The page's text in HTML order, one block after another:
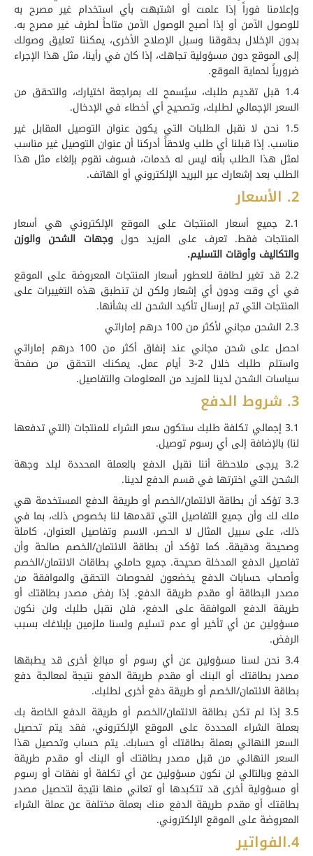
وإعلامنا فوراً إذا علمت أو اشتبهت بأي استخدام غير مصرح به
للوصول الآمن أو إذا أصبح الوصول الآمن متاحاً لطرف غير مصرح به.
بدون الإخلال بحقوقنا وسبل الإصلاح الأخرى، يمكننا تعليق وصولك
إلى الموقع دون مسؤولية تجاهك، إذا كان في رأينا، مثل هذا الإجراء
ضرورياً لحماية الموقع.
1.4 قبل تقديم طلبك، سيُسمح لك بمراجعة اختيارك، والتحقق من
السعر الإجمالي لطلبك، وتصحيح أي أخطاء في الإدخال.
1.5 نحن لا نقبل الطلبات التي يكون عنوان التوصيل المقابل غير
مناسب. إذا قبلنا أي طلب ولاحقاً أدركنا أن عنوان التوصيل غير مناسب
لمثل هذا الطلب بأنه ليس له خدمات، فسوف نقوم بإلغاء مثل هذا
الطلب بعد إشعارك عبر البريد الإلكتروني أو الهاتف.
2. الأسعار
2.1 جميع أسعار المنتجات على الموقع الإلكتروني هي أسعار
المنتجات فقط. تعرف على المزيد حولوجهات الشحن والوزن
والتكاليف وأوقات التسليم.
2.2 قد تغير لطافة للعطور أسعار المنتجات المعروضة على الموقع
في أي وقت ودون أي إشعار ولكن لن تنطبق هذه التغييرات على
المنتجات التي تم إرسال تأكيد الشحن لك بشأنها.
2.3 الشحن مجاني لأكثر من 100 درهم إماراتي
احصل على شحن مجاني عند إنفاق أكثر من 100 درهم إماراتي
واستلم طلبك خلال 2-3 أيام عمل. يمكنك التحقق من صفحة
سياسات الشحن لدينا للمزيد من المعلومات والتفاصيل.
3. شروط الدفع
3.1 إجمالي تكلفة طلبك ستكون سعر الشراء للمنتجات (التي تدفعها
لنا) بالإضافة إلى أي رسوم توصيل.
3.2 يرجى ملاحظة أننا نقبل الدفع بالعملة المحددة لبلد وجهة
الشحن التي اخترتها في قسم الدفع لدينا.
3.3 تؤكد أن بطاقة الائتمان/الخصم أو طريقة الدفع المستخدمة هي
ملك لك وأن جميع التفاصيل التي تقدمها لنا بخصوص ذلك، بما في
ذلك، على سبيل المثال لا الحصر، الاسم وتفاصيل العنوان، كاملة
وصحيحة ودقيقة. كما تؤكد أن بطاقة الائتمان/الخصم صالحة وأن
تفاصيل الدفع المدخلة صحيحة. جميع حاملي بطاقات الائتمان/الخصم
وأصحاب حسابات الدفع يخضعون لفحوصات التحقق والموافقة من
مصدر البطاقة أو مقدم طريقة الدفع. إذا رفض مصدر بطاقتك أو
طريقة الدفع الموافقة على الدفع، فلن نقبل طلبك ولن نكون
مسؤولين عن أي تأخير أو عدم تسليم ولسنا ملزمين بإبلاغك بسبب
الرفض.
3.4 نحن لسنا مسؤولين عن أي رسوم أو مبالغ أخرى قد يطبقها
مصدر بطاقتك أو البنك أو مقدم طريقة الدفع نتيجة لمعالجة دفع
بطاقة الائتمان/الخصم أو طريقة دفع أخرى لطلبك.
3.5 إذا لم تكن بطاقة الائتمان/الخصم أو طريقة الدفع الخاصة بك
بعملة الشراء المحددة على الموقع الإلكتروني، فقد يتم تحصيل
السعر النهائي بعملة بطاقتك أو حسابك. يتم حساب وتحصيل هذا
السعر النهائي من قبل مصدر بطاقتك أو البنك أو مقدم طريقة
الدفع وبالتالي لن نكون مسؤولين عن أي تكلفة أو نفقات أو رسوم
أو مسؤولية أخرى قد تتكبدها أو تعاني منها نتيجة لتحصيل مصدر
بطاقتك أو مقدم طريقة الدفع منك بعملة مختلفة عن عملة الشراء
المعروضة على الموقع الإلكتروني.
4.الفواتير